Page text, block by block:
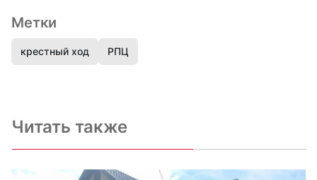
Метки
крестный ход РПЦ
Читать также